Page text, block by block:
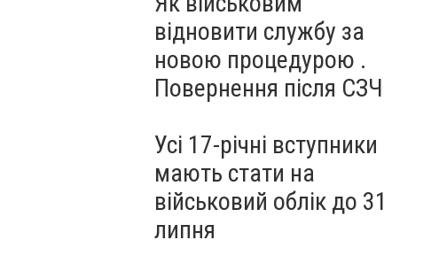
відновити службу за
новою процедурою .
Повернення після СЗЧ
Усі 17-річні вступники
мають стати на
військовий облік до 31
липня